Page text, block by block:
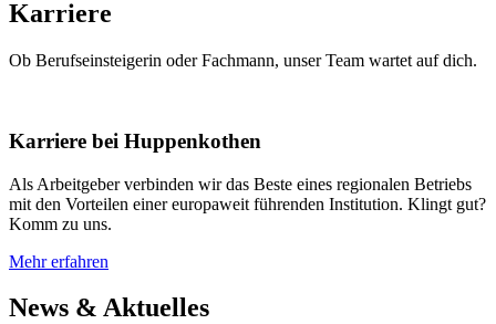
Karriere
Ob Berufseinsteigerin oder Fachmann, unser Team wartet auf dich.
Karriere bei Huppenkothen
Als Arbeitgeber verbinden wir das Beste eines regionalen Betriebs
mit den Vorteilen einer europaweit führenden Institution. Klingt gut?
Komm zu uns.
Mehr erfahren
News & Aktuelles